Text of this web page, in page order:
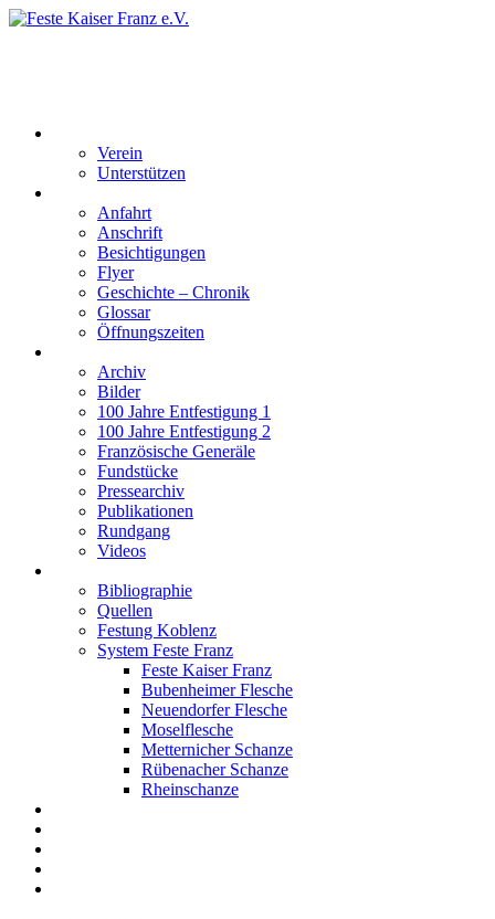
Verein
Unterstützen
Anfahrt
Anschrift
Besichtigungen
Flyer
Geschichte – Chronik
Glossar
Öffnungszeiten
Archiv
Bilder
100 Jahre Entfestigung 1
100 Jahre Entfestigung 2
Französische Generäle
Fundstücke
Pressearchiv
Publikationen
Rundgang
Videos
Bibliographie
Quellen
Festung Koblenz
System Feste Franz
Feste Kaiser Franz
Bubenheimer Flesche
Neuendorfer Flesche
Moselflesche
Metternicher Schanze
Rübenacher Schanze
Rheinschanze